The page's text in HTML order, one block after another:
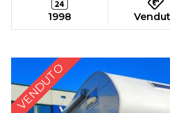
1998
VENDUTO